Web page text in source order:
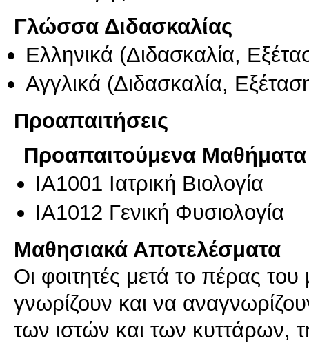
Γλώσσα Διδασκαλίας
Ελληνικά (Διδασκαλία,
Αγγλικά (Διδασκαλία,
Προαπαιτήσεις
Προαπαιτούμενα Μαθήματα
ΙΑ1001 Ιατρική Βιολογία
ΙΑ1012 Γενική Φυσιολογία
Μαθησιακά Αποτελέσματα
Οι φοιτητές μετά το πέρας
γνωρίζουν και να
των ιστών και των κυττάρων,